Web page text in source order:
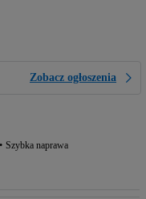
Zobacz ogłoszenia
Szybka naprawa